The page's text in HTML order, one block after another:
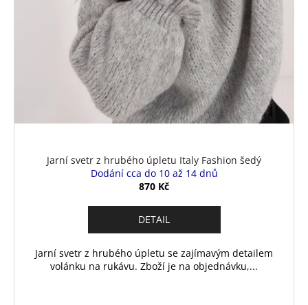
Jarní svetr z hrubého úpletu Italy Fashion šedý
Dodání cca do 10 až 14 dnů
870 Kč
DETAIL
Jarní svetr z hrubého úpletu se zajímavým detailem
volánku na rukávu. Zboží je na objednávku,...